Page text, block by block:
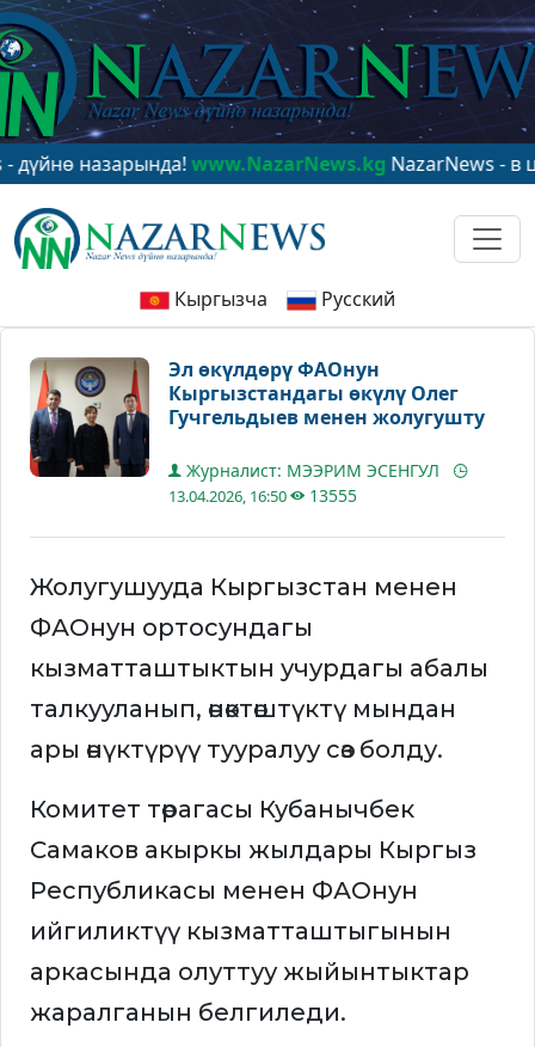
назарында!www.NazarNews.kgNazarNews - в
Кыргызча Русский
Эл өкүлдөрү ФАОнун
Кыргызстандагы өкүлү Олег
Гучгельдыев менен жолугушту
Журналист: МЭЭРИМ ЭСЕНГУЛ
13.04.2026, 16:50 13555
Жолугушууда Кыргызстан менен
ФАОнун ортосундагы
кызматташтыктын учурдагы абалы
талкууланып, өнөктөштүктү мындан
ары өнүктүрүү тууралуу сөз болду.
Комитет төрагасы Кубанычбек
Самаков акыркы жылдары Кыргыз
Республикасы менен ФАОнун
ийгиликтүү кызматташтыгынын
аркасында олуттуу жыйынтыктар
жаралганын белгиледи.